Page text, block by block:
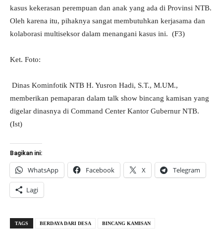
kasus kekerasan perempuan dan anak yang ada di Provinsi NTB.
Oleh karena itu, pihaknya sangat membutuhkan kerjasama dan
kolaborasi multiseksor dalam menangani kasus ini. (F3)
Ket. Foto:
Dinas Kominfotik NTB H. Yusron Hadi, S.T., M.UM.,
memberikan pemaparan dalam talk show bincang kamisan yang
digelar dinasnya di Command Center Kantor Gubernur NTB.
(Ist)
Bagikan ini:
WhatsApp Facebook X Telegram
Lagi
TAGS BERDAYA DARI DESA BINCANG KAMISAN